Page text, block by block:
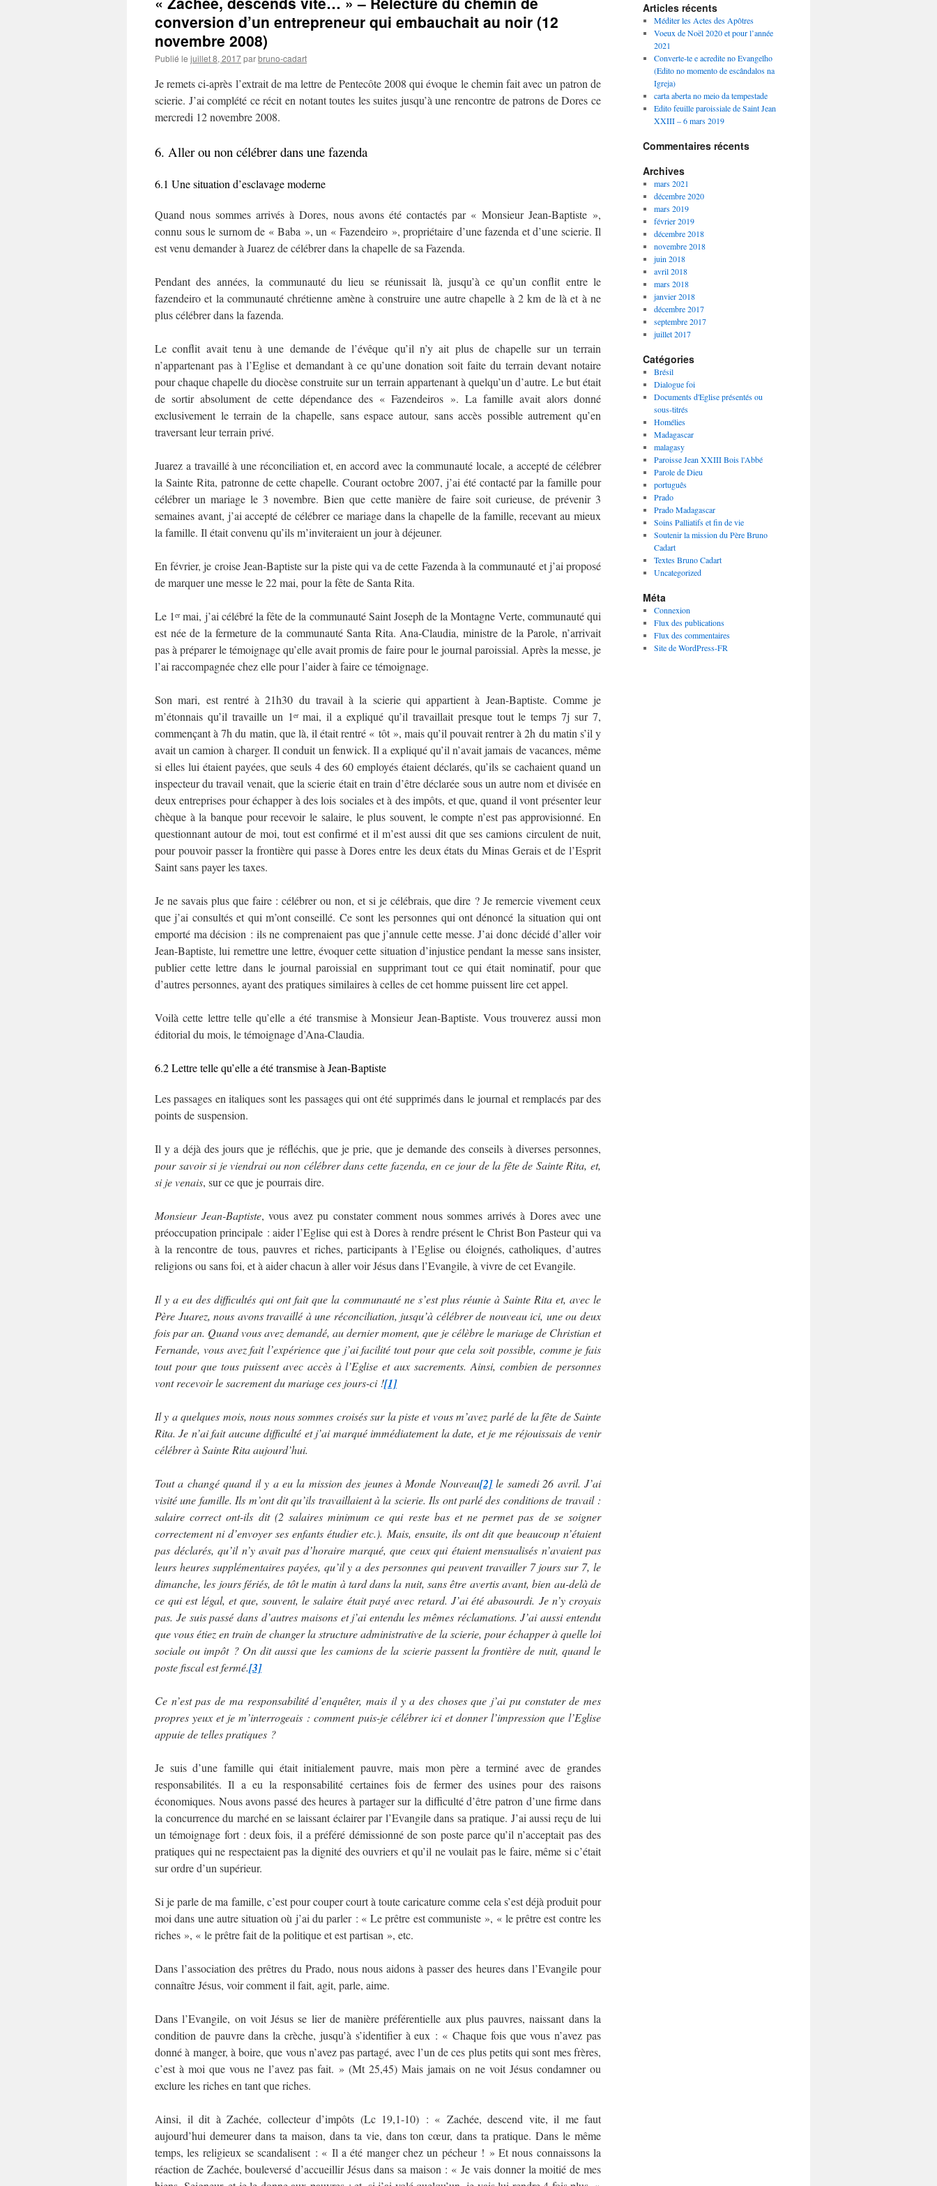
conversion d’un entrepreneur qui embauchait au noir (12
novembre 2008)
Publié le juillet 8, 2017parbruno-cadart
Je remets ci-après l’extrait de ma lettre de Pentecôte 2008 qui évoque le chemin fait avec un patron de
scierie. J’ai complété ce récit en notant toutes les suites jusqu’à une rencontre de patrons de Dores ce
mercredi 12 novembre 2008.
6. Aller ou non célébrer dans une fazenda
6.1 Une situation d’esclavage moderne
Quand nous sommes arrivés à Dores, nous avons été contactés par « Monsieur Jean-Baptiste »,
connu sous le surnom de « Baba », un « Fazendeiro », propriétaire d’une fazenda et d’une scierie. Il
est venu demander à Juarez de célébrer dans la chapelle de sa Fazenda.
Pendant des années, la communauté du lieu se réunissait là, jusqu’à ce qu’un conflit entre le
fazendeiro et la communauté chrétienne amène à construire une autre chapelle à 2 km de là et à ne
plus célébrer dans la fazenda.
Le conflit avait tenu à une demande de l’évêque qu’il n’y ait plus de chapelle sur un terrain
n’appartenant pas à l’Eglise et demandant à ce qu’une donation soit faite du terrain devant notaire
pour chaque chapelle du diocèse construite sur un terrain appartenant à quelqu’un d’autre. Le but était
de sortir absolument de cette dépendance des « Fazendeiros ». La famille avait alors donné
exclusivement le terrain de la chapelle, sans espace autour, sans accès possible autrement qu’en
traversant leur terrain privé.
Juarez a travaillé à une réconciliation et, en accord avec la communauté locale, a accepté de célébrer
la Sainte Rita, patronne de cette chapelle. Courant octobre 2007, j’ai été contacté par la famille pour
célébrer un mariage le 3 novembre. Bien que cette manière de faire soit curieuse, de prévenir 3
semaines avant, j’ai accepté de célébrer ce mariage dans la chapelle de la famille, recevant au mieux
la famille. Il était convenu qu’ils m’inviteraient un jour à déjeuner.
En février, je croise Jean-Baptiste sur la piste qui va de cette Fazenda à la communauté et j’ai proposé
de marquer une messe le 22 mai, pour la fête de Santa Rita.
Le 1ermai, j’ai célébré la fête de la communauté Saint Joseph de la Montagne Verte, communauté qui
est née de la fermeture de la communauté Santa Rita. Ana-Claudia, ministre de la Parole, n’arrivait
pas à préparer le témoignage qu’elle avait promis de faire pour le journal paroissial. Après la messe, je
l’ai raccompagnée chez elle pour l’aider à faire ce témoignage.
Son mari, est rentré à 21h30 du travail à la scierie qui appartient à Jean-Baptiste. Comme je
m’étonnais qu’il travaille un 1 ermai, il a expliqué qu’il travaillait presque tout le temps 7j sur 7,
commençant à 7h du matin, que là, il était rentré « tôt », mais qu’il pouvait rentrer à 2h du matin s’il y
avait un camion à charger. Il conduit un fenwick. Il a expliqué qu’il n’avait jamais de vacances, même
si elles lui étaient payées, que seuls 4 des 60 employés étaient déclarés, qu’ils se cachaient quand un
inspecteur du travail venait, que la scierie était en train d’être déclarée sous un autre nom et divisée en
deux entreprises pour échapper à des lois sociales et à des impôts, et que, quand il vont présenter leur
chèque à la banque pour recevoir le salaire, le plus souvent, le compte n’est pas approvisionné. En
questionnant autour de moi, tout est confirmé et il m’est aussi dit que ses camions circulent de nuit,
pour pouvoir passer la frontière qui passe à Dores entre les deux états du Minas Gerais et de l’Esprit
Saint sans payer les taxes.
Je ne savais plus que faire : célébrer ou non, et si je célébrais, que dire ? Je remercie vivement ceux
que j’ai consultés et qui m’ont conseillé. Ce sont les personnes qui ont dénoncé la situation qui ont
emporté ma décision : ils ne comprenaient pas que j’annule cette messe. J’ai donc décidé d’aller voir
Jean-Baptiste, lui remettre une lettre, évoquer cette situation d’injustice pendant la messe sans insister,
publier cette lettre dans le journal paroissial en supprimant tout ce qui était nominatif, pour que
d’autres personnes, ayant des pratiques similaires à celles de cet homme puissent lire cet appel.
Voilà cette lettre telle qu’elle a été transmise à Monsieur Jean-Baptiste. Vous trouverez aussi mon
éditorial du mois, le témoignage d’Ana-Claudia.
6.2 Lettre telle qu’elle a été transmise à Jean-Baptiste
Les passages en italiques sont les passages qui ont été supprimés dans le journal et remplacés par des
points de suspension.
Il y a déjà des jours que je réfléchis, que je prie, que je demande des conseils à diverses personnes,
pour savoir si je viendrai ou non célébrer dans cette fazenda, en ce jour de la fête de Sainte Rita, et,
si je venais, sur ce que je pourrais dire.
Monsieur Jean-Baptiste, vous avez pu constater comment nous sommes arrivés à Dores avec une
préoccupation principale : aider l’Eglise qui est à Dores à rendre présent le Christ Bon Pasteur qui va
à la rencontre de tous, pauvres et riches, participants à l’Eglise ou éloignés, catholiques, d’autres
religions ou sans foi, et à aider chacun à aller voir Jésus dans l’Evangile, à vivre de cet Evangile.
Il y a eu des difficultés qui ont fait que la communauté ne s’est plus réunie à Sainte Rita et, avec le
Père Juarez, nous avons travaillé à une réconciliation, jusqu’à célébrer de nouveau ici, une ou deux
fois par an. Quand vous avez demandé, au dernier moment, que je célèbre le mariage de Christian et
Fernande, vous avez fait l’expérience que j’ai facilité tout pour que cela soit possible, comme je fais
tout pour que tous puissent avec accès à l’Eglise et aux sacrements. Ainsi, combien de personnes
vont recevoir le sacrement du mariage ces jours-ci ![1]
Il y a quelques mois, nous nous sommes croisés sur la piste et vous m’avez parlé de la fête de Sainte
Rita. Je n’ai fait aucune difficulté et j’ai marqué immédiatement la date, et je me réjouissais de venir
célébrer à Sainte Rita aujourd’hui.
Tout a changé quand il y a eu la mission des jeunes à Monde Nouveau[2]le samedi 26 avril. J’ai
visité une famille. Ils m’ont dit qu’ils travaillaient à la scierie. Ils ont parlé des conditions de travail :
salaire correct ont-ils dit (2 salaires minimum ce qui reste bas et ne permet pas de se soigner
correctement ni d’envoyer ses enfants étudier etc.). Mais, ensuite, ils ont dit que beaucoup n’étaient
pas déclarés, qu’il n’y avait pas d’horaire marqué, que ceux qui étaient mensualisés n’avaient pas
leurs heures supplémentaires payées, qu’il y a des personnes qui peuvent travailler 7 jours sur 7, le
dimanche, les jours fériés, de tôt le matin à tard dans la nuit, sans être avertis avant, bien au-delà de
ce qui est légal, et que, souvent, le salaire était payé avec retard. J’ai été abasourdi. Je n’y croyais
pas. Je suis passé dans d’autres maisons et j’ai entendu les mêmes réclamations. J’ai aussi entendu
que vous étiez en train de changer la structure administrative de la scierie, pour échapper à quelle loi
sociale ou impôt ? On dit aussi que les camions de la scierie passent la frontière de nuit, quand le
poste fiscal est fermé.[3]
Ce n’est pas de ma responsabilité d’enquêter, mais il y a des choses que j’ai pu constater de mes
propres yeux et je m’interrogeais : comment puis-je célébrer ici et donner l’impression que l’Eglise
appuie de telles pratiques ?
Je suis d’une famille qui était initialement pauvre, mais mon père a terminé avec de grandes
responsabilités. Il a eu la responsabilité certaines fois de fermer des usines pour des raisons
économiques. Nous avons passé des heures à partager sur la difficulté d’être patron d’une firme dans
la concurrence du marché en se laissant éclairer par l’Evangile dans sa pratique. J’ai aussi reçu de lui
un témoignage fort : deux fois, il a préféré démissionné de son poste parce qu’il n’acceptait pas des
pratiques qui ne respectaient pas la dignité des ouvriers et qu’il ne voulait pas le faire, même si c’était
sur ordre d’un supérieur.
Si je parle de ma famille, c’est pour couper court à toute caricature comme cela s’est déjà produit pour
moi dans une autre situation où j’ai du parler : « Le prêtre est communiste », « le prêtre est contre les
riches », « le prêtre fait de la politique et est partisan », etc.
Dans l’association des prêtres du Prado, nous nous aidons à passer des heures dans l’Evangile pour
connaître Jésus, voir comment il fait, agit, parle, aime.
Dans l’Evangile, on voit Jésus se lier de manière préférentielle aux plus pauvres, naissant dans la
condition de pauvre dans la crèche, jusqu’à s’identifier à eux : « Chaque fois que vous n’avez pas
donné à manger, à boire, que vous n’avez pas partagé, avec l’un de ces plus petits qui sont mes frères,
c’est à moi que vous ne l’avez pas fait. » (Mt 25,45) Mais jamais on ne voit Jésus condamner ou
exclure les riches en tant que riches.
Ainsi, il dit à Zachée, collecteur d’impôts (Lc 19,1-10) : « Zachée, descend vite, il me faut
aujourd’hui demeurer dans ta maison, dans ta vie, dans ton cœur, dans ta pratique. Dans le même
temps, les religieux se scandalisent : « Il a été manger chez un pécheur ! » Et nous connaissons la
réaction de Zachée, bouleversé d’accueillir Jésus dans sa maison : « Je vais donner la moitié de mes
Articles récents
Méditer les Actes des Apôtres
Voeux de Noël 2020 et pour l’année
2021
Converte-te e acredite no Evangelho
(Edito no momento de escândalos na
Igreja)
carta aberta no meio da tempestade
Edito feuille paroissiale de Saint Jean
XXIII – 6 mars 2019
Commentaires récents
Archives
mars 2021
décembre 2020
mars 2019
février 2019
décembre 2018
novembre 2018
juin 2018
avril 2018
mars 2018
janvier 2018
décembre 2017
septembre 2017
juillet 2017
Catégories
Brésil
Dialogue foi
Documents d'Eglise présentés ou
sous-titrés
Homélies
Madagascar
malagasy
Paroisse Jean XXIII Bois l'Abbé
Parole de Dieu
português
Prado
Prado Madagascar
Soins Palliatifs et fin de vie
Soutenir la mission du Père Bruno
Cadart
Textes Bruno Cadart
Uncategorized
Méta
Connexion
Flux des publications
Flux des commentaires
Site de WordPress-FR